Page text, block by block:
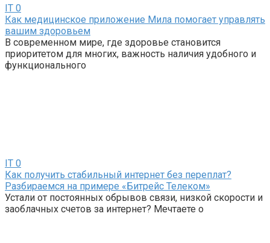
IT 0
Как медицинское приложение Мила помогает управлять
вашим здоровьем
В современном мире, где здоровье становится
приоритетом для многих, важность наличия удобного и
функционального
IT 0
Как получить стабильный интернет без переплат?
Разбираемся на примере «Битрейс Телеком»
Устали от постоянных обрывов связи, низкой скорости и
заоблачных счетов за интернет? Мечтаете о